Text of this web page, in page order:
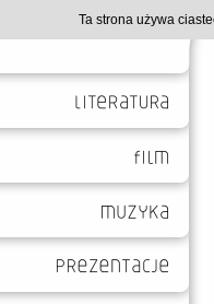
Ta strona używa